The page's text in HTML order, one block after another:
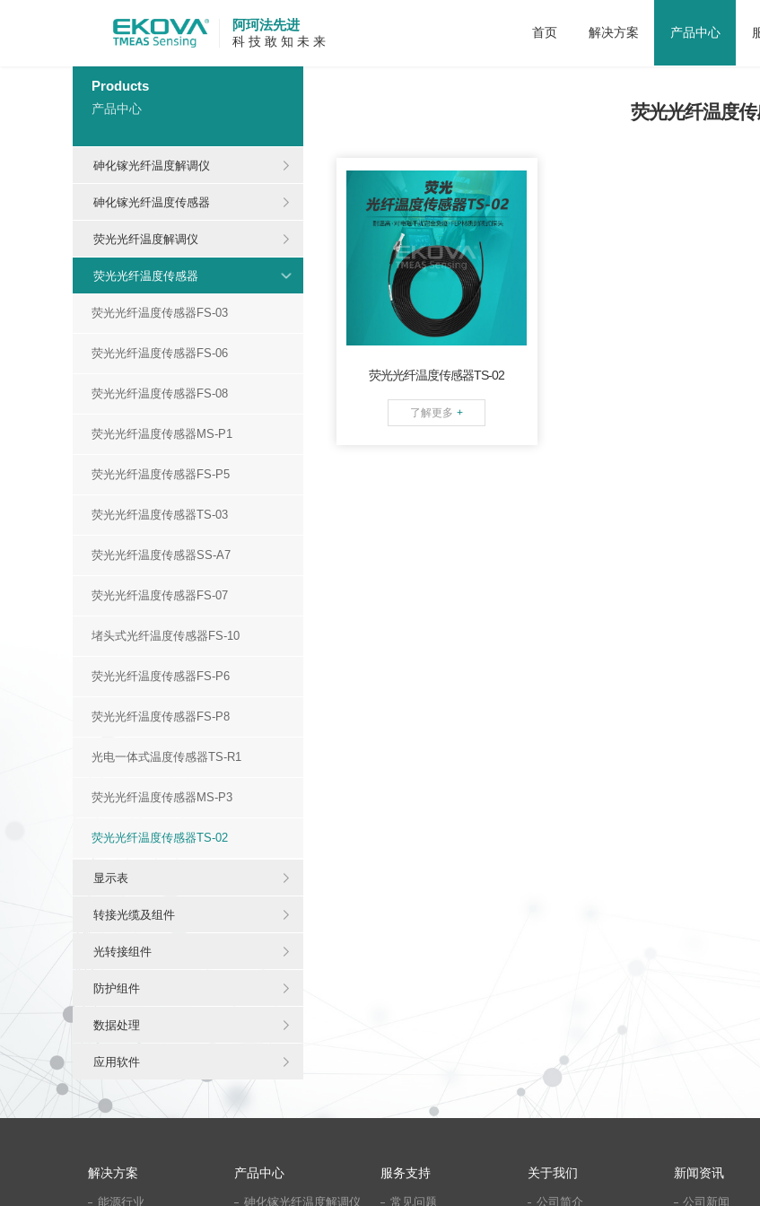
阿珂法先进
科 技 敢 知 未 来
首页 解决方案 产品中心
Products
产品中心
砷化镓光纤温度解调仪
砷化镓光纤温度传感器
荧光光纤温度解调仪
荧光光纤温度传感器
荧光光纤温度传感器FS-03
荧光光纤温度传感器FS-06
荧光光纤温度传感器FS-08
荧光光纤温度传感器MS-P1
荧光光纤温度传感器FS-P5
荧光光纤温度传感器TS-03
荧光光纤温度传感器SS-A7
荧光光纤温度传感器FS-07
堵头式光纤温度传感器FS-10
荧光光纤温度传感器FS-P6
荧光光纤温度传感器FS-P8
光电一体式温度传感器TS-R1
荧光光纤温度传感器MS-P3
荧光光纤温度传感器TS-02
显示表
转接光缆及组件
光转接组件
防护组件
数据处理
应用软件
荧光光纤温度
荧光光纤温度传感器TS-02
了解更多 +
基于荧光测温技术的光学温
度测量，性能稳定，室外工
况设计，光缆耐温性能好。
解决方案
能源行业
产品中心
砷化镓光纤温度解调仪
服务支持
常见问题
关于我们
公司简介
新闻资讯
公司新闻